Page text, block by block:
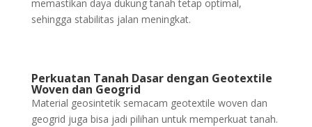
memastikan daya dukung tanah tetap optimal,
sehingga stabilitas jalan meningkat.
Perkuatan Tanah Dasar dengan Geotextile
Woven dan Geogrid
Material geosintetik semacam geotextile woven dan
geogrid juga bisa jadi pilihan untuk memperkuat tanah.